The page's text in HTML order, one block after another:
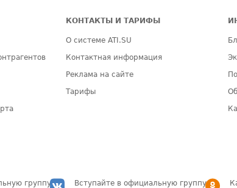
КОНТАКТЫ И ТАРИФЫ
О системе ATI.SU
Контактная информация
Реклама на сайте
Тарифы
группу Вступайте в официальную группу